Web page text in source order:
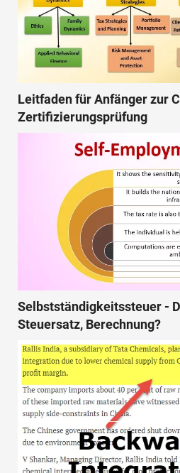
Leitfaden für Anfänger zur
Zertifizierungsprüfung
Selbstständigkeitssteuer -
Steuersatz, Berechnung?